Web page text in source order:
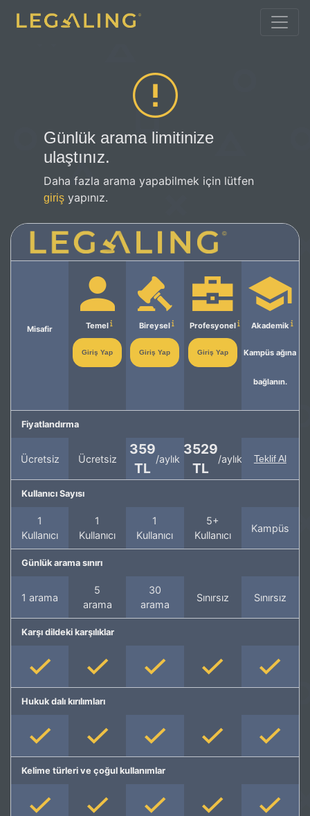
Günlük arama limitinize
ulaştınız.
Daha fazla arama yapabilmek için lütfen
giriş yapınız.
Misafir Temel
Giriş Yap
Bireysel
Giriş Yap
Profesyonel
Giriş Yap
Akademik
Kampüs ağına
bağlanın.
Fiyatlandırma
Ücretsiz Ücretsiz
359
TL
/aylık
3529
TL
/aylık Teklif Al
Kullanıcı Sayısı
1
Kullanıcı
1
Kullanıcı
1
Kullanıcı
5+
Kullanıcı
Kampüs
Günlük arama sınırı
1 arama
5
arama
30
arama
Sınırsız Sınırsız
Karşı dildeki karşılıklar
Hukuk dalı kırılımları
Kelime türleri ve çoğul kullanımlar